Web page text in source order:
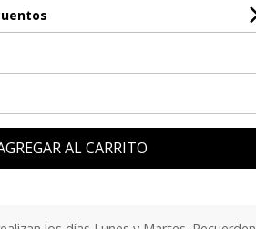
AL CARRITO